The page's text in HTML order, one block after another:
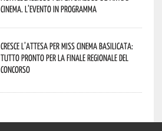
cinema. L’evento in programma
Cresce l’attesa per Miss Cinema Basilicata:
tutto pronto per la finale regionale del
concorso